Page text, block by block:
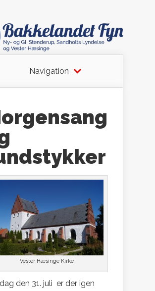
Navigation
Vester Hæsinge Kirke
den 31. juli er der igen